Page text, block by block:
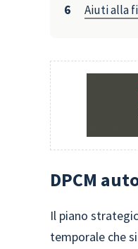
Aiuti alla
DPCM
Il piano
temporale che